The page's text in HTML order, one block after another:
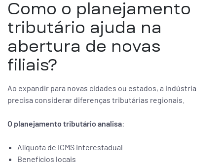
Como o planejamento
tributário ajuda na
abertura de novas
filiais?
Ao expandir para novas cidades ou estados, a indústria
precisa considerar diferenças tributárias regionais.
O planejamento tributário analisa:
Alíquota de ICMS interestadual
Benefícios locais